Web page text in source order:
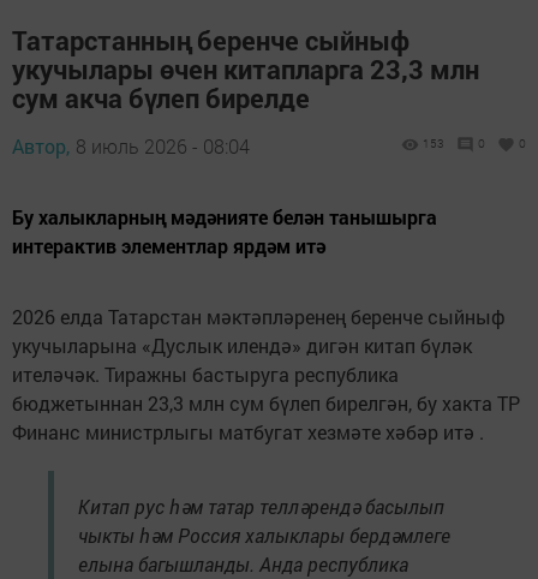
Татарстанның беренче сыйныф
укучылары өчен китапларга 23,3 млн
сум акча бүлеп бирелде
Автор, 8 июль 2026 - 08:04 153 0 0
Бу халыкларның мәдәнияте белән танышырга
интерактив элементлар ярдәм итә
2026 елда Татарстан мәктәпләренең беренче сыйныф
укучыларына «Дуслык илендә» дигән китап бүләк
ителәчәк. Тиражны бастыруга республика
бюджетыннан 23,3 млн сум бүлеп бирелгән, бу хакта ТР
Финанс министрлыгы матбугат хезмәте хәбәр итә .
Китап рус һәм татар телләрендә басылып
чыкты һәм Россия халыклары бердәмлеге
елына багышланды. Анда республика